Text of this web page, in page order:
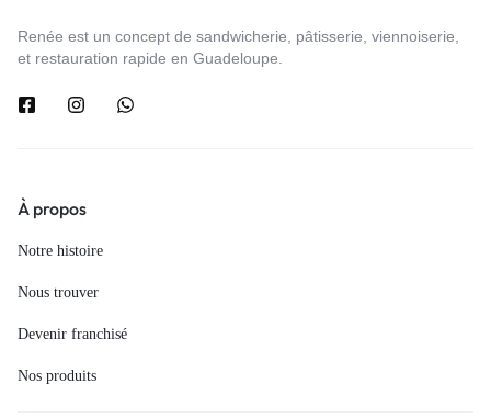
Renée est un concept de sandwicherie, pâtisserie, viennoiserie,
et restauration rapide en Guadeloupe.
À propos
Notre histoire
Nous trouver
Devenir franchisé
Nos produits